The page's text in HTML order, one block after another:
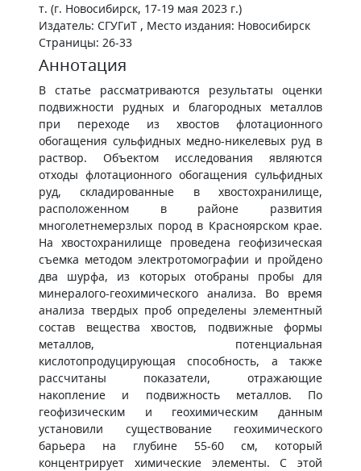
т. (г. Новосибирск, 17-19 мая 2023 г.)
Издатель: СГУГиТ , Место издания: Новосибирск
Страницы: 26-33
Аннотация
В статье рассматриваются результаты оценки
подвижности рудных и благородных металлов
при переходе из хвостов флотационного
обогащения сульфидных медно-никелевых руд в
раствор. Объектом исследования являются
отходы флотационного обогащения сульфидных
руд, складированные в хвостохранилище,
расположенном в районе развития
многолетнемерзлых пород в Красноярском крае.
На хвостохранилище проведена геофизическая
съемка методом электротомографии и пройдено
два шурфа, из которых отобраны пробы для
минералого-геохимического анализа. Во время
анализа твердых проб определены элементный
состав вещества хвостов, подвижные формы
металлов, потенциальная
кислотопродуцирующая способность, а также
рассчитаны показатели, отражающие
накопление и подвижность металлов. По
геофизическим и геохимическим данным
установили существование геохимического
барьера на глубине 55-60 см, который
концентрирует химические элементы. С этой